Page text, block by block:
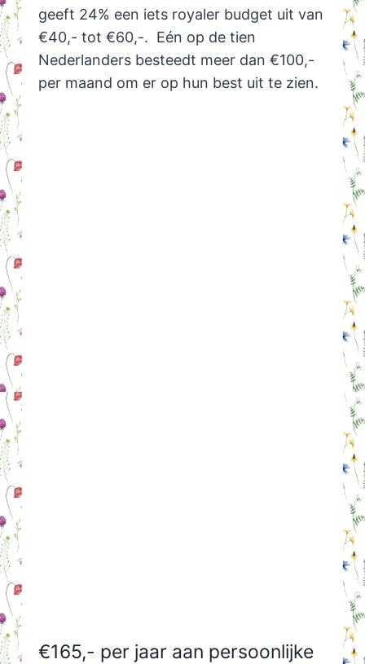
geeft 24% een iets royaler budget uit van
€40,- tot €60,-. Eén op de tien
Nederlanders besteedt meer dan €100,-
per maand om er op hun best uit te zien.
€165,- per jaar aan persoonlijke